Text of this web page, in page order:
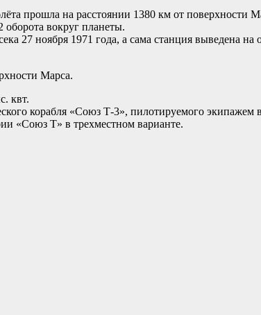
прошла на расстоянии 1380 км от
оборота вокруг планеты.
27 ноября 1971 года, а сама станция выведена
Марса.
квт.
корабля «Союз Т-3», пилотируемого экипажем
«Союз Т» в трехместном варианте.